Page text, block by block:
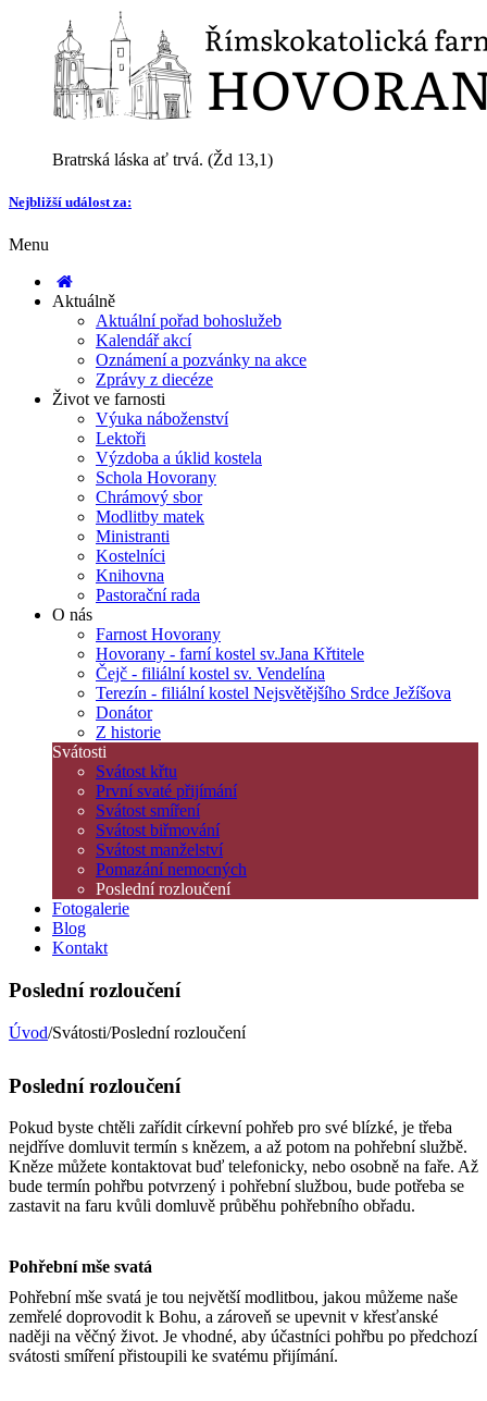
Bratrská láska ať trvá. (Žd 13,1)
Nejbližší událost za:
Menu
Aktuálně
Aktuální pořad bohoslužeb
Kalendář akcí
Oznámení a pozvánky na akce
Zprávy z diecéze
Život ve farnosti
Výuka náboženství
Lektoři
Výzdoba a úklid kostela
Schola Hovorany
Chrámový sbor
Modlitby matek
Ministranti
Kostelníci
Knihovna
Pastorační rada
O nás
Farnost Hovorany
Hovorany - farní kostel sv.Jana Křtitele
Čejč - filiální kostel sv. Vendelína
Terezín - filiální kostel Nejsvětějšího Srdce Ježíšova
Donátor
Z historie
Svátosti
Svátost křtu
První svaté přijímání
Svátost smíření
Svátost biřmování
Svátost manželství
Pomazání nemocných
Poslední rozloučení
Fotogalerie
Blog
Kontakt
Poslední rozloučení
Úvod/Svátosti/Poslední rozloučení
Poslední rozloučení
Pokud byste chtěli zařídit církevní pohřeb pro své blízké, je třeba
nejdříve domluvit termín s knězem, a až potom na pohřební službě.
Kněze můžete kontaktovat buď telefonicky, nebo osobně na faře. Až
bude termín pohřbu potvrzený i pohřební službou, bude potřeba se
zastavit na faru kvůli domluvě průběhu pohřebního obřadu.
Pohřební mše svatá
Pohřební mše svatá je tou největší modlitbou, jakou můžeme naše
zemřelé doprovodit k Bohu, a zároveň se upevnit v křesťanské
naději na věčný život. Je vhodné, aby účastníci pohřbu po předchozí
svátosti smíření přistoupili ke svatému přijímání.